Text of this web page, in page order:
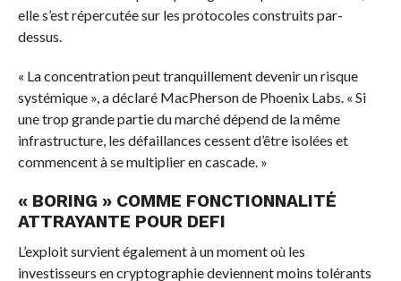
elle s’est répercutée sur les protocoles construits par-
dessus.
« La concentration peut tranquillement devenir un risque
systémique », a déclaré MacPherson de Phoenix Labs. « Si
une trop grande partie du marché dépend de la même
infrastructure, les défaillances cessent d’être isolées et
commencent à se multiplier en cascade. »
« BORING » COMME FONCTIONNALITÉ
ATTRAYANTE POUR DEFI
L’exploit survient également à un moment où les
investisseurs en cryptographie deviennent moins tolérants